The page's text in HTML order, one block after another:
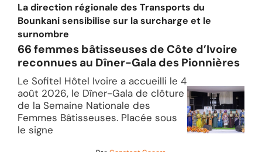
La direction régionale des Transports du
Bounkani sensibilise sur la surcharge et le
surnombre
66 femmes bâtisseuses de Côte d’Ivoire
reconnues au Dîner-Gala des Pionnières
Le Sofitel Hôtel Ivoire a accueilli le 4
août 2026, le Dîner-Gala de clôture
de la Semaine Nationale des
Femmes Bâtisseuses. Placée sous
le signe